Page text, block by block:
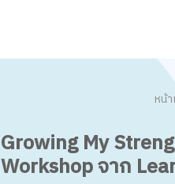
หน้
Growing My
Workshop จาก